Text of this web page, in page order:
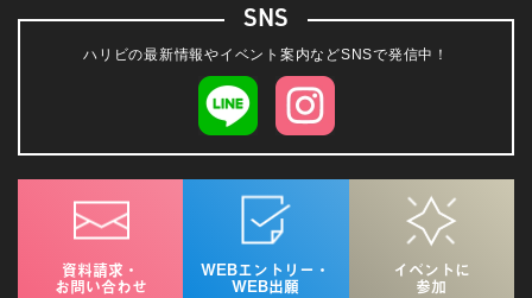
SNS
ハリビの最新情報やイベント案内などSNSで発信中！
資料請求・
お問い合わせ
WEBエントリー・
WEB出願
イベントに
参加